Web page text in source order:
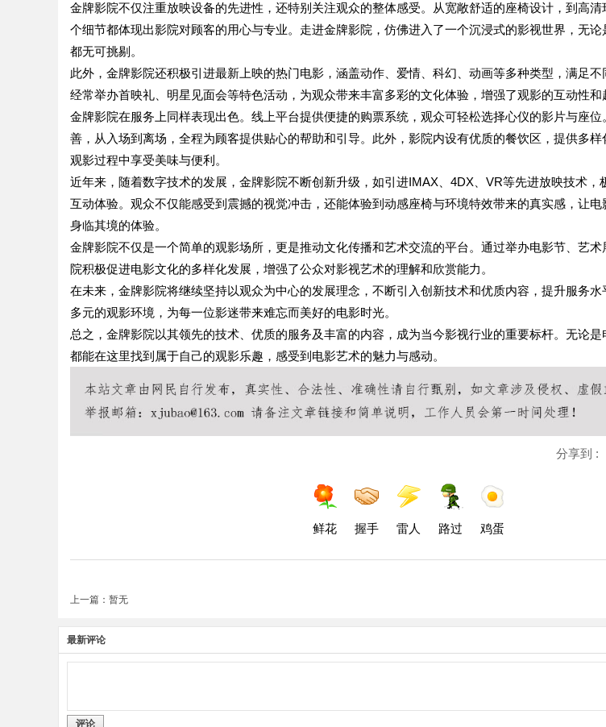
金牌影院不仅注重放映设备的先进性，还特别关注观众的整体感受。从宽敞舒适的座椅设计，到高
个细节都体现出影院对顾客的用心与专业。走进金牌影院，仿佛进入了一个沉浸式的影视世界，无论
都无可挑剔。
此外，金牌影院还积极引进最新上映的热门电影，涵盖动作、爱情、科幻、动画等多种类型，满足
经常举办首映礼、明星见面会等特色活动，为观众带来丰富多彩的文化体验，增强了观影的互动性和
金牌影院在服务上同样表现出色。线上平台提供便捷的购票系统，观众可轻松选择心仪的影片与座
善，从入场到离场，全程为顾客提供贴心的帮助和引导。此外，影院内设有优质的餐饮区，提供多
观影过程中享受美味与便利。
近年来，随着数字技术的发展，金牌影院不断创新升级，如引进IMAX、4DX、VR等先进放映技术，
互动体验。观众不仅能感受到震撼的视觉冲击，还能体验到动感座椅与环境特效带来的真实感，让
身临其境的体验。
金牌影院不仅是一个简单的观影场所，更是推动文化传播和艺术交流的平台。通过举办电影节、艺
院积极促进电影文化的多样化发展，增强了公众对影视艺术的理解和欣赏能力。
在未来，金牌影院将继续坚持以观众为中心的发展理念，不断引入创新技术和优质内容，提升服务水
多元的观影环境，为每一位影迷带来难忘而美好的电影时光。
总之，金牌影院以其领先的技术、优质的服务及丰富的内容，成为当今影视行业的重要标杆。无论是
都能在这里找到属于自己的观影乐趣，感受到电影艺术的魅力与感动。
分享到 :
鲜花 握手 雷人 路过 鸡蛋
上一篇：暂无
最新评论
评论